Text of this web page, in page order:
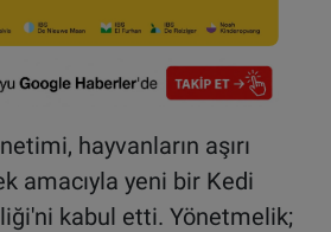
hayvanların aşırı
amacıyla yeni bir Kedi
kabul etti. Yönetmelik;